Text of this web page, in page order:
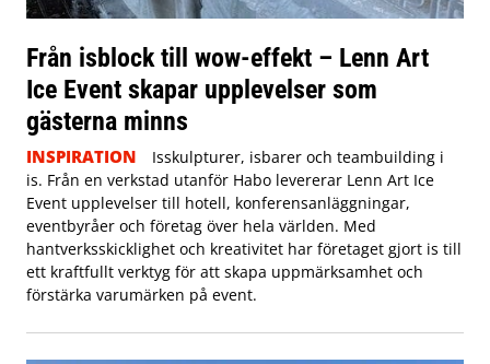
Från isblock till wow-effekt – Lenn Art
Ice Event skapar upplevelser som
gästerna minns
INSPIRATION
Isskulpturer, isbarer och teambuilding i
is. Från en verkstad utanför Habo levererar Lenn Art Ice
Event upplevelser till hotell, konferensanläggningar,
eventbyråer och företag över hela världen. Med
hantverksskicklighet och kreativitet har företaget gjort is till
ett kraftfullt verktyg för att skapa uppmärksamhet och
förstärka varumärken på event.